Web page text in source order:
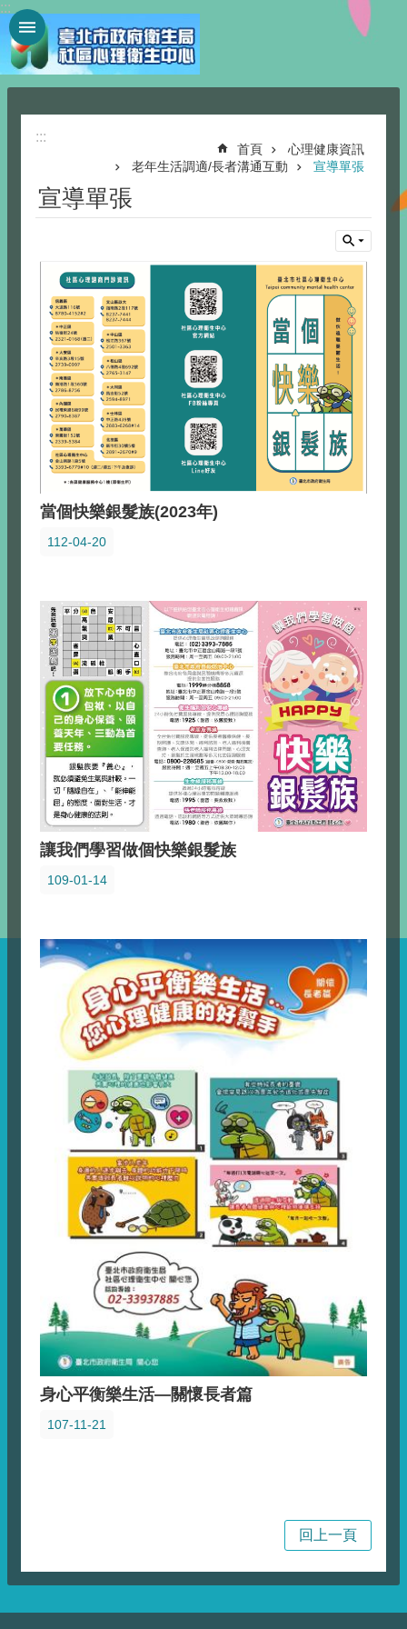
跳到主要內容區塊
:::
:::
首頁
心理健康資訊
老年生活調適/長者溝通互動
宣導單張
宣導單張
當個快樂銀髮族(2023年)
112-04-20
讓我們學習做個快樂銀髮族
109-01-14
身心平衡樂生活—關懷長者篇
107-11-21
回上一頁